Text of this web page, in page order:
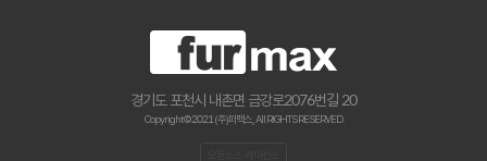
경기도 포천시 내촌면 금강로2076번길 20
Copyright © 2021 (주)퍼맥스., All RIGHTS RESERVED.